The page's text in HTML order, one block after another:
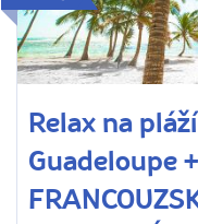
Relax na
Guadeloupe